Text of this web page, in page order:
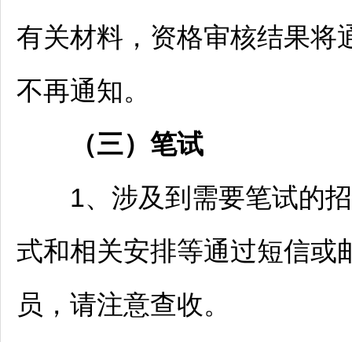
有关材料，资格审核结果将
不再通知。
（三） 笔试
1、涉及到需要笔试的
式和相关安排等通过短信或
员，请注意查收。